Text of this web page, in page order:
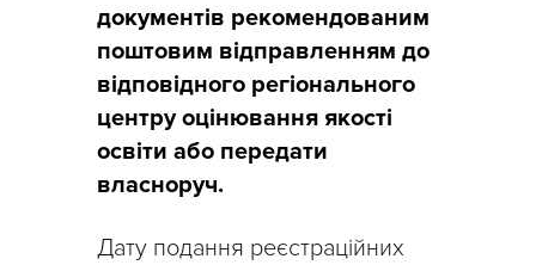
документів рекомендованим
поштовим відправленням до
відповідного регіонального
центру оцінювання якості
освіти або передати
власноруч.
Дату подання реєстраційних